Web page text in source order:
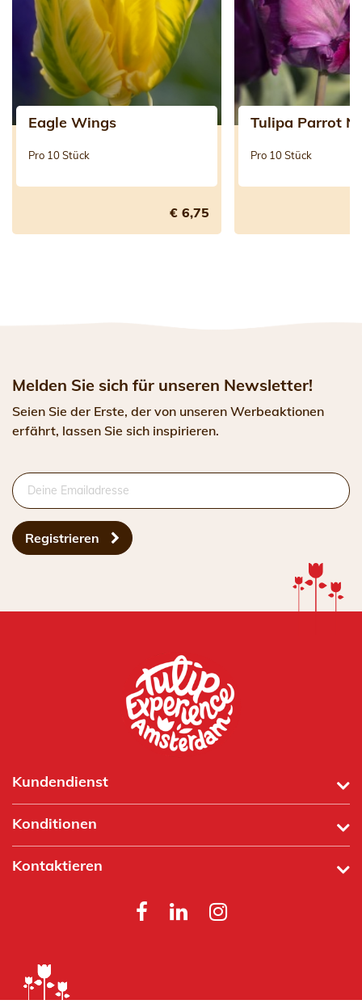
Eagle Wings
Pro 10 Stück
€ 6,75
Tulipa Parrot
Pro 10 Stück
Melden Sie sich für unseren Newsletter!
Seien Sie der Erste, der von unseren Werbeaktionen
erfährt, lassen Sie sich inspirieren.
Registrieren
Kundendienst
Konditionen
Kontaktieren